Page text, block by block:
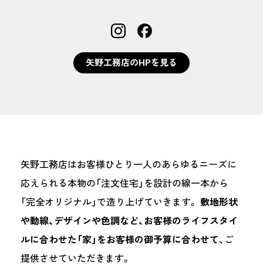
矢野工務店のHPを見る
矢野工務店はお客様ひとり一人のあらゆるニーズに
応えられる本物の「注文住宅」を設計の線一本から
「完全オリジナル」で造り上げていきます。 敷地形状
や動線、デザインや色調など、お客様のライフスタイ
ルに合わせた「家」をお客様の御予算に合わせて、ご
提供させていただきます。